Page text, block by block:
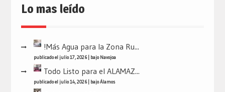
Lo mas leído
!Más Agua para la Zona Ru...
publicado el julio 17, 2026| bajoNavojoa
Todo Listo para el ALAMAZ...
publicado el julio 14, 2026| bajoÁlamos